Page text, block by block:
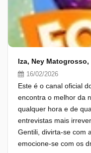
16/02/2026
Este é o canal oficial
encontra o melhor da
qualquer hora e de
entrevistas mais
Gentili, divirta-se com
emocione-se com os